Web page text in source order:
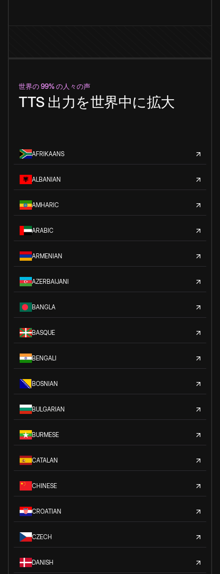
世界の 99% の人々の声
TTS 出力を世界中に拡大
AFRIKAANS
ALBANIAN
AMHARIC
ARABIC
ARMENIAN
AZERBAIJANI
BANGLA
BASQUE
BENGALI
BOSNIAN
BULGARIAN
BURMESE
CATALAN
CHINESE
CROATIAN
CZECH
DANISH